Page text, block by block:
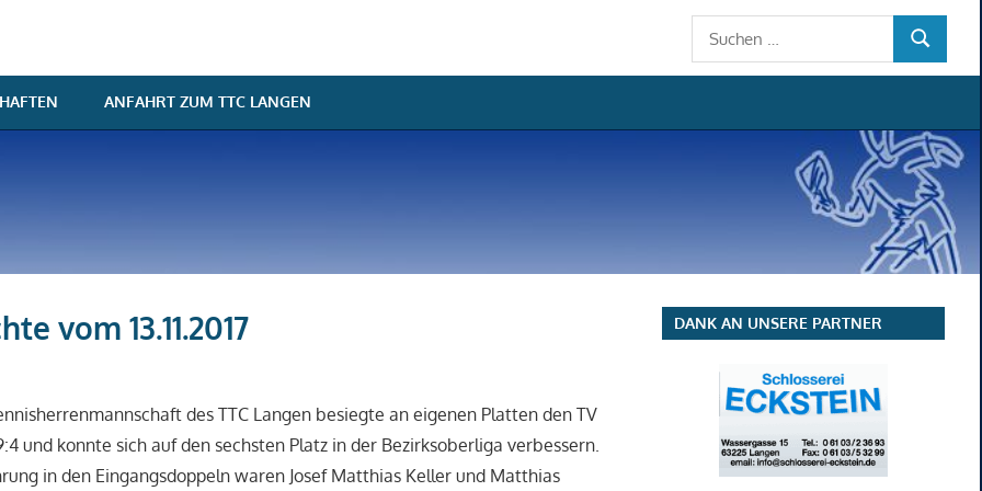
SUCHEN
ANFAHRT ZUM TTC LANGEN
vom 13.11.2017
des TTC Langen besiegte an eigenen Platten den TV
und konnte sich auf den sechsten Platz in der Bezirksoberliga verbessern.
in den Eingangsdoppeln waren Josef Matthias Keller und Matthias
DANK AN UNSERE PARTNER